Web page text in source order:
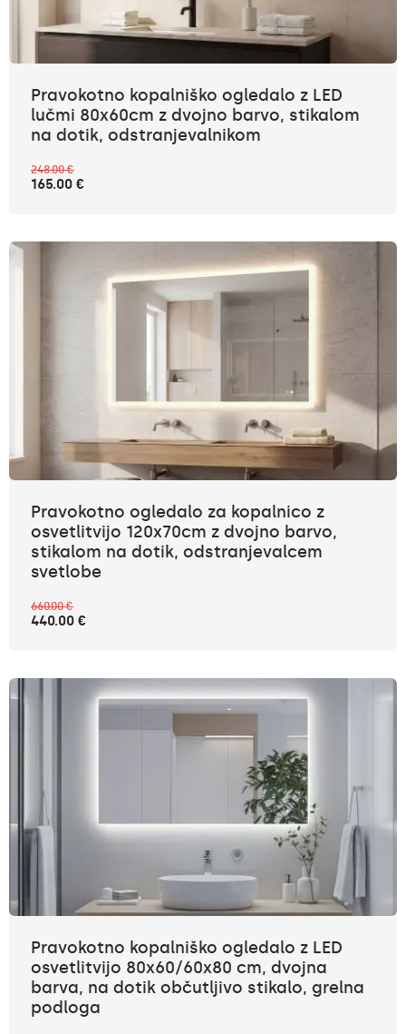
Pravokotno kopalniško ogledalo z LED
lučmi 80x60cm z dvojno barvo, stikalom
na dotik, odstranjevalnikom
248.00 €
165.00 €
Pravokotno ogledalo za kopalnico z
osvetlitvijo 120x70cm z dvojno barvo,
stikalom na dotik, odstranjevalcem
svetlobe
660.00 €
440.00 €
Pravokotno kopalniško ogledalo z LED
osvetlitvijo 80x60/60x80 cm, dvojna
barva, na dotik občutljivo stikalo, grelna
podloga